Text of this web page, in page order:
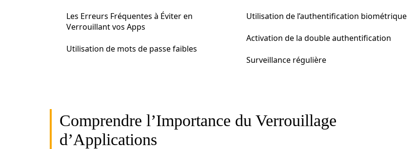
Les Erreurs Fréquentes à Éviter en
Verrouillant vos Apps
Utilisation de mots de passe faibles
Utilisation de l’authentification biométrique
Activation de la double authentification
Surveillance régulière
Comprendre l’Importance du Verrouillage
d’Applications